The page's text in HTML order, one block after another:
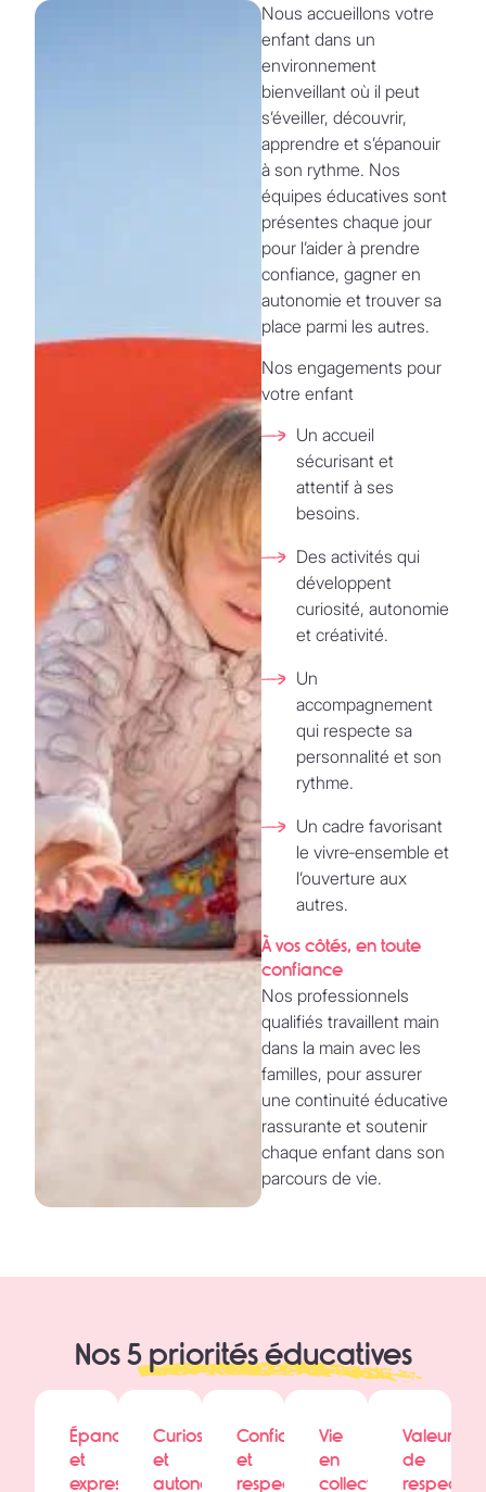
Nous accueillons votre
enfant dans un
environnement
bienveillant où il peut
s’éveiller, découvrir,
apprendre et s’épanouir
à son rythme. Nos
équipes éducatives sont
présentes chaque jour
pour l’aider à prendre
confiance, gagner en
autonomie et trouver sa
place parmi les autres.
Nos engagements pour
votre enfant
Un accueil
sécurisant et
attentif à ses
besoins.
Des activités qui
développent
curiosité, autonomie
et créativité.
Un
accompagnement
qui respecte sa
personnalité et son
rythme.
Un cadre favorisant
le vivre‑ensemble et
l’ouverture aux
autres.
À vos côtés, en toute
confiance
Nos professionnels
qualifiés travaillent main
dans la main avec les
familles, pour assurer
une continuité éducative
rassurante et soutenir
chaque enfant dans son
parcours de vie.
Nos 5 priorités éducatives
Épanouissement
et
expression
Curiosité
et
autonomie
Confiance
et
respect
Vie
en
collectivité
Valeurs
de
respect